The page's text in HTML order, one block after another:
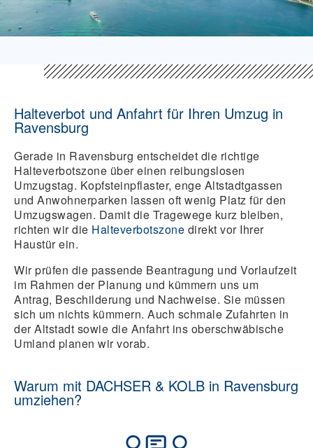
Halteverbot und Anfahrt für Ihren Umzug in
Ravensburg
Gerade in Ravensburg entscheidet die richtige
Halteverbotszone über einen reibungslosen
Umzugstag. Kopfsteinpflaster, enge Altstadtgassen
und Anwohnerparken lassen oft wenig Platz für den
Umzugswagen. Damit die Tragewege kurz bleiben,
richten wir die Halteverbotszone direkt vor Ihrer
Haustür ein.
Wir prüfen die passende Beantragung und Vorlaufzeit
im Rahmen der Planung und kümmern uns um
Antrag, Beschilderung und Nachweise. Sie müssen
sich um nichts kümmern. Auch schmale Zufahrten in
der Altstadt sowie die Anfahrt ins oberschwäbische
Umland planen wir vorab.
Warum mit DACHSER & KOLB in Ravensburg
umziehen?